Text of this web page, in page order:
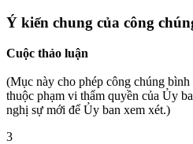
Ý kiến ​​chung của công
Cuộc thảo luận
(Mục này cho phép công chúng
thuộc phạm vi thẩm quyền của Ủy
nghị sự mới để Ủy ban xem xét.)
3